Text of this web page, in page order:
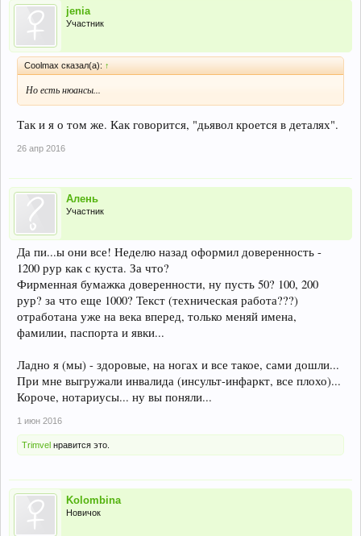
jenia
Участник
Coolmax сказал(а): ↑
Но есть нюансы...
Так и я о том же. Как говорится, "дьявол кроется в деталях".
26 апр 2016
Алень
Участник
Да пи...ы они все! Неделю назад оформил доверенность -
1200 рур как с куста. За что?
Фирменная бумажка доверенности, ну пусть 50? 100, 200
рур? за что еще 1000? Текст (техническая работа???)
отработана уже на века вперед, только меняй имена,
фамилии, паспорта и явки...
Ладно я (мы) - здоровые, на ногах и все такое, сами дошли...
При мне выгружали инвалида (инсульт-инфаркт, все плохо)...
Короче, нотариусы... ну вы поняли...
1 июн 2016
Trimvel нравится это.
Kolombina
Новичок